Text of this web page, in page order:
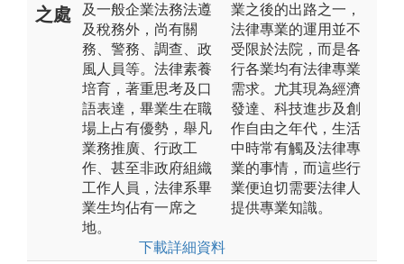
之處
及一般企業法務法遵
及稅務外，尚有關
務、警務、調查、政
風人員等。法律素養
培育，著重思考及口
語表達，畢業生在職
場上占有優勢，舉凡
業務推廣、行政工
作、甚至非政府組織
工作人員，法律系畢
業生均佔有一席之
地。
下載詳細資料
業之後的出路之一，
法律專業的運用並不
受限於法院，而是各
行各業均有法律專業
需求。尤其現為經濟
發達、科技進步及創
作自由之年代，生活
中時常有觸及法律專
業的事情，而這些行
業便迫切需要法律人
提供專業知識。